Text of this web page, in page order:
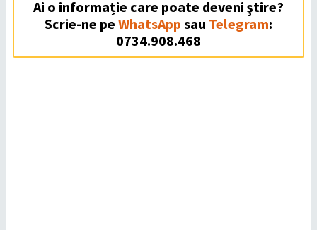
Ai o informație care poate deveni ştire?
Scrie-ne pe WhatsApp sau Telegram:
0734.908.468